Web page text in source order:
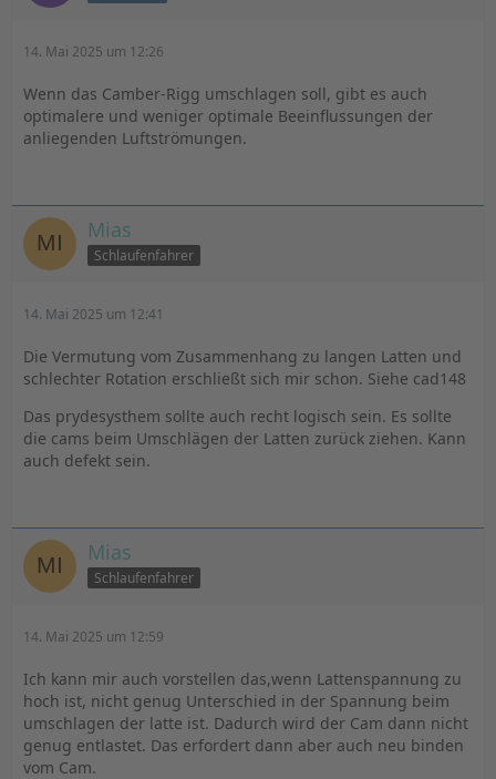
14. Mai 2025 um 12:26
Wenn das Camber-Rigg umschlagen soll, gibt es auch
optimalere und weniger optimale Beeinflussungen der
anliegenden Luftströmungen.
Mias
Schlaufenfahrer
14. Mai 2025 um 12:41
Die Vermutung vom Zusammenhang zu langen Latten und
schlechter Rotation erschließt sich mir schon. Siehe cad148
Das prydesysthem sollte auch recht logisch sein. Es sollte
die cams beim Umschlägen der Latten zurück ziehen. Kann
auch defekt sein.
Mias
Schlaufenfahrer
14. Mai 2025 um 12:59
Ich kann mir auch vorstellen das,wenn Lattenspannung zu
hoch ist, nicht genug Unterschied in der Spannung beim
umschlagen der latte ist. Dadurch wird der Cam dann nicht
genug entlastet. Das erfordert dann aber auch neu binden
vom Cam.